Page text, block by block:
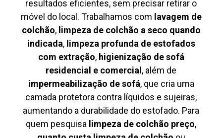
resultados eficientes, sem precisar retirar o
móvel do local. Trabalhamos com lavagem de
colchão, limpeza de colchão a seco quando
indicada, limpeza profunda de estofados
com extração, higienização de sofá
residencial e comercial , além de
impermeabilização de sofá, que cria uma
camada protetora contra líquidos e sujeiras,
aumentando a durabilidade do estofado. Para
quem pesquisa limpeza de colchão preço,